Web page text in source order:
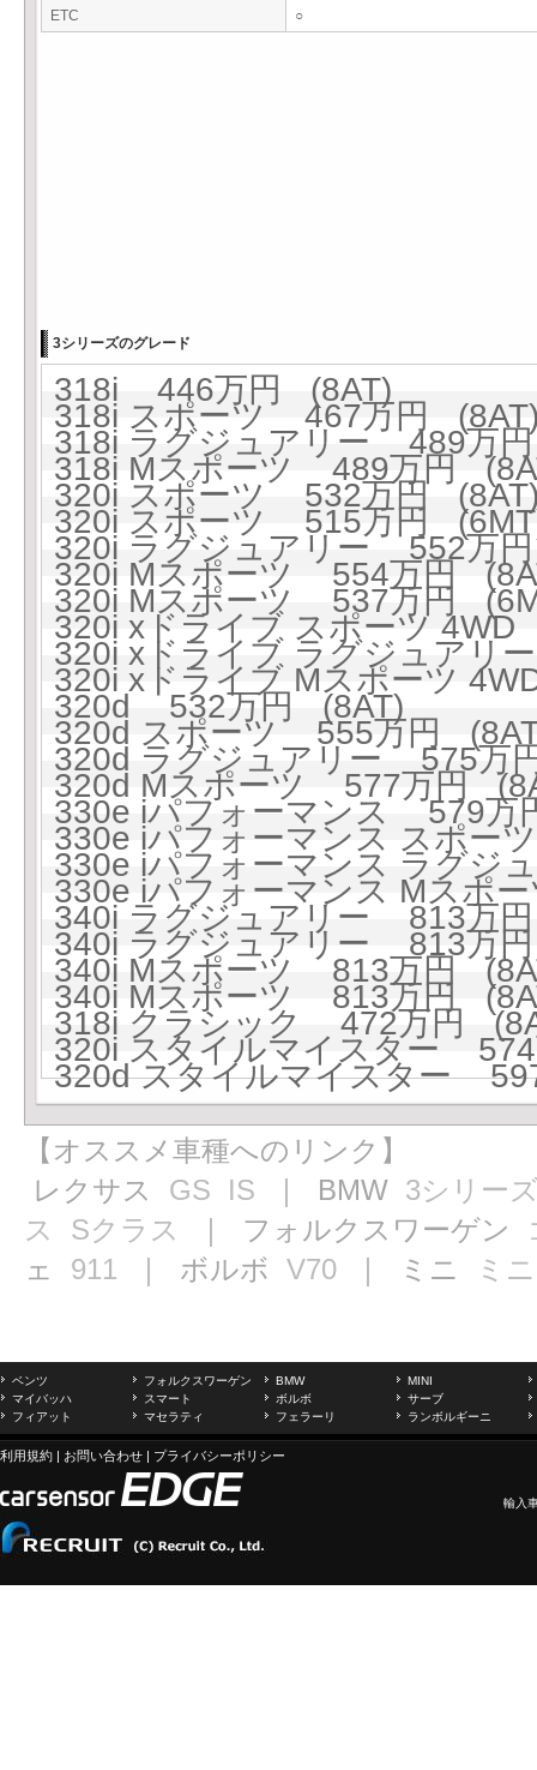
ETC ○
3シリーズのグレード
318i 446万円 (8AT)
318i スポーツ 467万円
318i ラグジュアリー 489万
318i Mスポーツ 489万円
320i スポーツ 532万円
320i スポーツ 515万円
320i ラグジュアリー 552万
320i Mスポーツ 554万円
320i Mスポーツ 537万円
320i xドライブ スポーツ
320i xドライブ ラグジュア
320i xドライブ Mスポーツ
320d 532万円 (8AT)
320d スポーツ 555万円
320d ラグジュアリー 575万
320d Mスポーツ 577万円
330e iパフォーマンス 579万
330e iパフォーマンス スポ
330e iパフォーマンス ラグ
330e iパフォーマンス Mスポ
340i ラグジュアリー 813万
340i ラグジュアリー 813万
340i Mスポーツ 813万円
340i Mスポーツ 813万円
318i クラシック 472万円
320i スタイルマイスター
320d スタイルマイスター
【オススメ車種へのリンク】
レクサス GS IS ｜ BMW 3シリー
ス
Sクラス ｜ フォルクスワーゲン
ェ 911 ｜ ボルボ V70 ｜ ミニ ミニ
ベンツ フォルクスワーゲン BMW
MINI
マイバッハ
スマート ボルボ
サーブ
フィアット
マセラティ フェラーリ ランボルギーニ
利用規約 | お問い合わせ | プライバシーポリシー
輸入